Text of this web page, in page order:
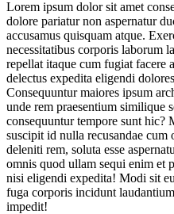
Lorem ipsum dolor sit amet
dolore pariatur non aspernatur
accusamus quisquam atque.
necessitatibus corporis laborum
repellat itaque cum fugiat facere
delectus expedita eligendi
Consequuntur maiores ipsum
unde rem praesentium similique
consequuntur tempore sunt
suscipit id nulla recusandae
deleniti rem, soluta esse
omnis quod ullam sequi enim et
nisi eligendi expedita! Modi sit
fuga corporis incidunt
impedit!